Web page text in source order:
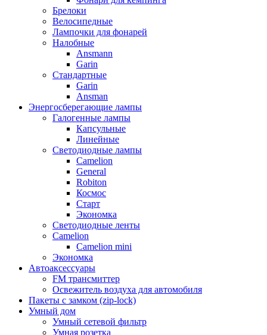
Брелоки
Велосипедные
Лампочки для фонарей
Налобные
Ansmann
Garin
Стандартные
Garin
Ansman
Энергосберегающие лампы
Галогенные лампы
Капсульные
Линейные
Светодиодные лампы
Camelion
General
Robiton
Космос
Старт
Экономка
Светодиодные ленты
Camelion
Camelion mini
Экономка
Автоаксессуары
FM трансмиттер
Освежитель воздуха для автомобиля
Пакеты с замком (zip-lock)
Умный дом
Умный сетевой фильтр
Умная розетка